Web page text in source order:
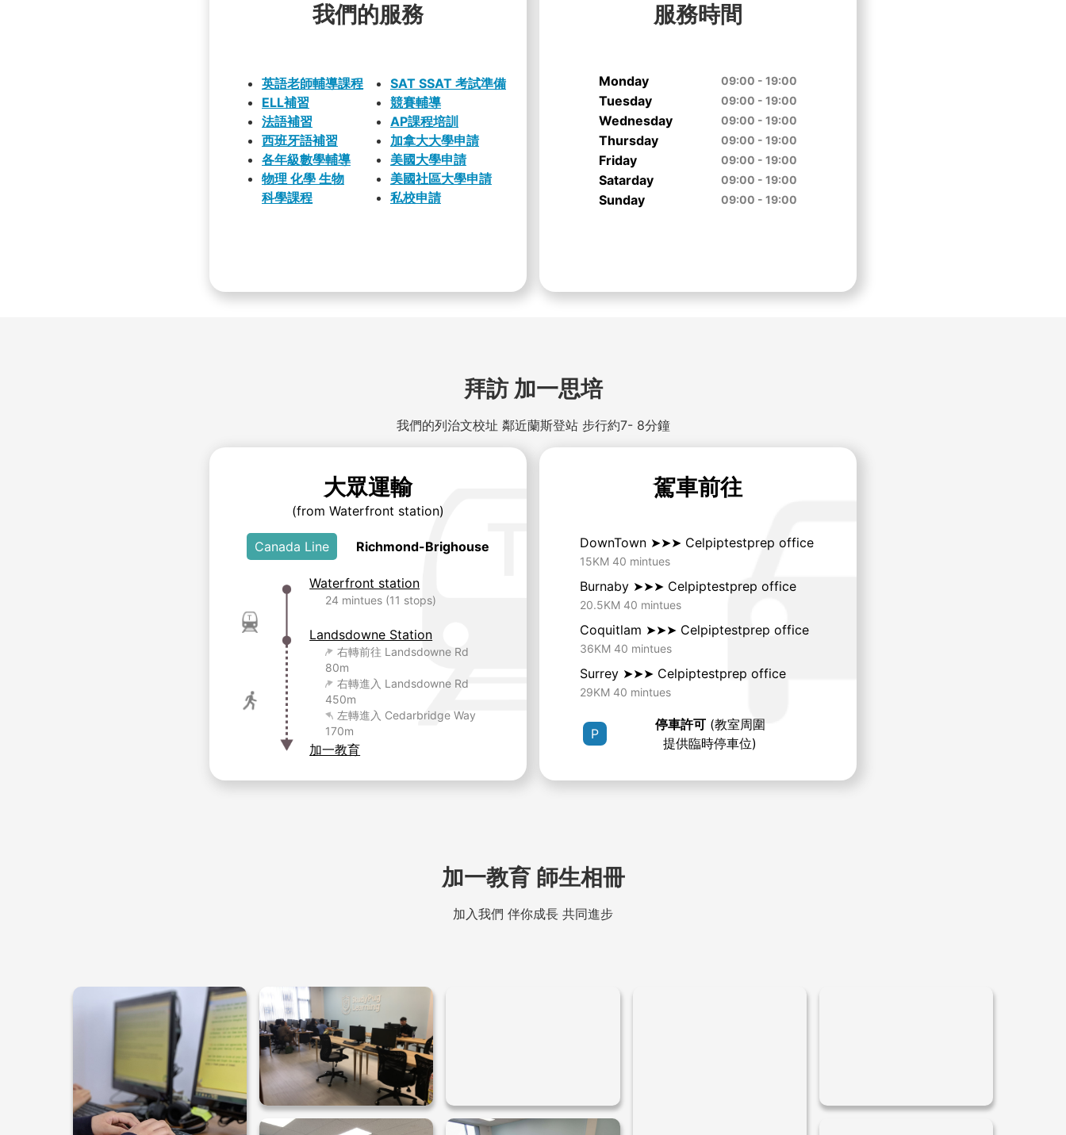
我們的服務
英語老師輔導課程
ELL補習
法語補習
西班牙語補習
各年級數學輔導
物理 化學 生物
科學課程
SAT SSAT 考試準備
競賽輔導
AP課程培訓
加拿大大學申請
美國大學申請
美國社區大學申請
私校申請
服務時間
Monday 09:00 - 19:00
Tuesday 09:00 - 19:00
Wednesday 09:00 - 19:00
Thursday 09:00 - 19:00
Friday 09:00 - 19:00
Satarday 09:00 - 19:00
Sunday 09:00 - 19:00
拜訪 加一思培
我們的列治文校址 鄰近蘭斯登站 步行約7- 8分鐘
大眾運輸
(from Waterfront station)
Canada Line Richmond-Brighouse
Waterfront station
24 mintues (11 stops)
Landsdowne Station
右轉前往 Landsdowne Rd
80m
右轉進入 Landsdowne Rd
450m
左轉進入 Cedarbridge Way
170m
加一教育
駕車前往
DownTown ➤➤➤ Celpiptestprep office
15KM 40 mintues
Burnaby ➤➤➤ Celpiptestprep office
20.5KM 40 mintues
Coquitlam ➤➤➤ Celpiptestprep office
36KM 40 mintues
Surrey ➤➤➤ Celpiptestprep office
29KM 40 mintues
P
停車許可(教室周圍
提供臨時停車位)
加一教育 師生相冊
加入我們 伴你成長 共同進步